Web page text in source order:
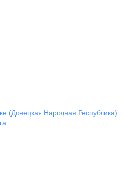
(Донецкая Народная Республика)